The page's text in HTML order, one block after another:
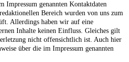
Impressum genannten Kontaktdaten
Bereich wurden von uns zum
Allerdings haben wir auf eine
Inhalte keinen Einfluss. Gleiches gilt
nicht offensichtlich ist. Auch hier
über die im Impressum genannten